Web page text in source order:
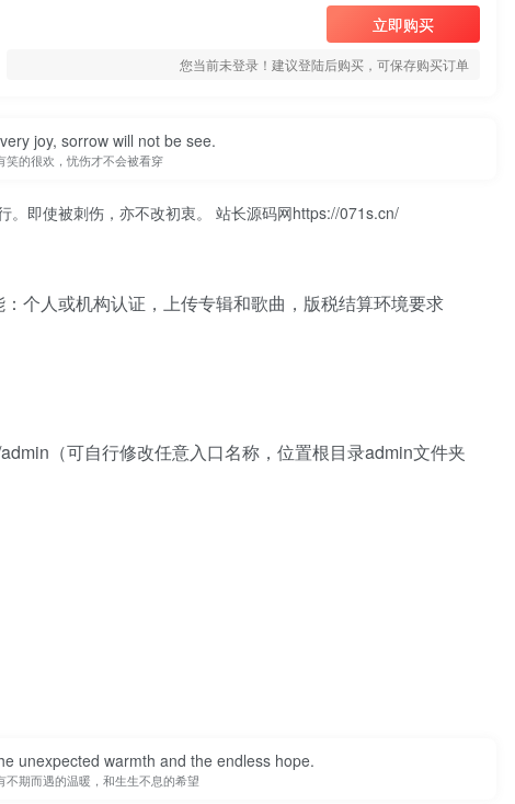
立即购买
您当前未登录！建议登陆后购买，可保存购买订单
joy, sorrow will not be see.
笑的很欢，忧伤才不会被看穿
即使被刺伤，亦不改初衷。 站长源码网https://071s.cn/
个人或机构认证，上传专辑和歌曲，版税结算环境要求
（可自行修改任意入口名称，位置根目录admin文件夹
unexpected warmth and the endless hope.
不期而遇的温暖，和生生不息的希望